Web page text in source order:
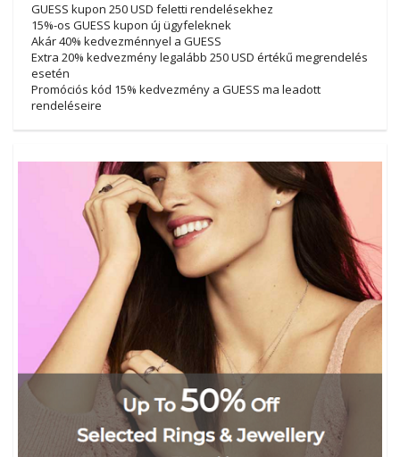
GUESS kupon 250 USD feletti rendelésekhez
15%-os GUESS kupon új ügyfeleknek
Akár 40% kedvezménnyel a GUESS
Extra 20% kedvezmény legalább 250 USD értékű megrendelés
esetén
Promóciós kód 15% kedvezmény a GUESS ma leadott
rendeléseire